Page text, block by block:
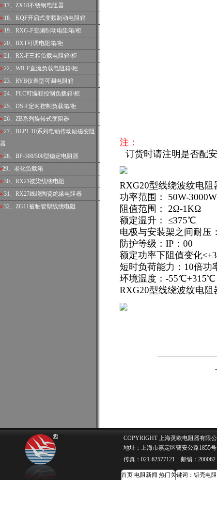
17、 ZX18不锈钢电阻器
18、 KQF开启式变频制动电阻箱
19、 RXG-F变频制动电阻箱/柜
20、 BXT可调电阻箱/柜
21、 RX-F三相负载电阻箱/柜
22、 WR-F直流负载电阻箱/柜
23、 RYB仪表型可调电阻箱
24、 PLC可编程控制负载箱/柜
25、 DS-F定时控制负载箱/柜
26、 ZB系列旋转式变阻器
27、 BLP1-10系列电动传动励磁变阻
器
28、 BP-300/500型稳定电阻器
29、 老化负载箱
30、 RX21被柒线绕电阻
31、 RX27线绕陶瓷绝缘电阻器
32、 ZG11被釉管型线绕电阻
注：
订货时请注明是否配
RXG20型线绕波纹电阻
功率范围： 50W-3000W
阻值范围： 2Ω-1KΩ
额定温升： ≤375℃
电极与安装架之间耐压
防护等级：IP：00
额定功率下阻值变化
短时负荷能力：10倍功
环境温度：-55℃+315℃
RXG20型线绕波纹电阻
COPYRIGHT 上海灵欧电阻器有限公
地址：上海市嘉定区曹安公路1855
传真：021-62577121 邮编：
首页 电阻新闻 热门关键词： 铝壳电阻